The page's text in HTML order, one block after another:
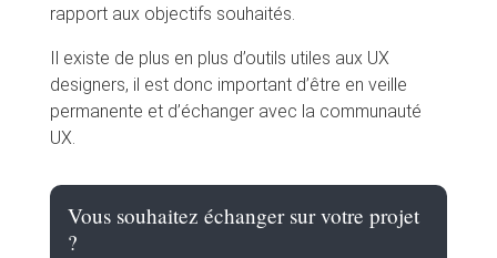
rapport aux objectifs souhaités.
Il existe de plus en plus d’outils utiles aux UX
designers, il est donc important d’être en veille
permanente et d’échanger avec la communauté
UX.
Vous souhaitez échanger sur votre projet
?